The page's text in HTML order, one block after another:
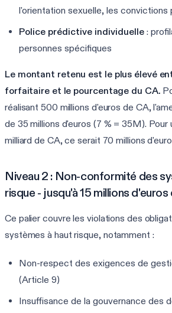
l'orientation sexuelle, les convictions
Police prédictive individuelle :
personnes spécifiques
Le montant retenu est le plus élevé
forfaitaire et le pourcentage du CA.
réalisant 500 millions d'euros de CA,
de 35 millions d'euros (7 % = 35M). Pour
milliard de CA, ce serait 70 millions
Niveau 2 : Non-conformité des
risque - jusqu'à 15 millions d'euros
Ce palier couvre les violations des
systèmes à haut risque, notamment :
Non-respect des exigences de
(Article 9)
Insuffisance de la gouvernance des